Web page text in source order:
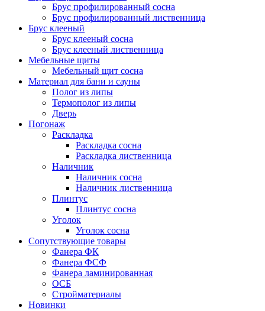
Брус профилированный сосна
Брус профилированный лиственница
Брус клееный
Брус клееный сосна
Брус клееный лиственница
Мебельные щиты
Мебельный щит сосна
Материал для бани и сауны
Полог из липы
Термополог из липы
Дверь
Погонаж
Раскладка
Раскладка сосна
Раскладка лиственница
Наличник
Наличник сосна
Наличник лиственница
Плинтус
Плинтус сосна
Уголок
Уголок сосна
Сопутствующие товары
Фанера ФК
Фанера ФСФ
Фанера ламинированная
ОСБ
Стройматериалы
Новинки